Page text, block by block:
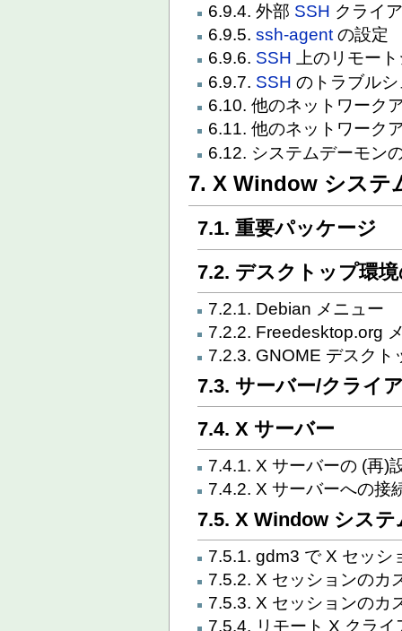
6.9.4. 外部 SSH クライ
6.9.5.ssh-agent の設定
6.9.6. SSH 上のリモー
6.9.7. SSH のトラブル
6.10. 他のネットワーク
6.11. 他のネットワーク
6.12. システムデーモン
7. X Window システ
7.1. 重要パッケージ
7.2. デスクトップ環
7.2.1. Debian メニュー
7.2.2. Freedesktop.org
7.2.3. GNOME デスクト
7.3. サーバー/クライ
7.4. X サーバー
7.4.1. X サーバーの (再)
7.4.2. X サーバーへの接
7.5. X Window システ
7.5.1. gdm3 で X セッシ
7.5.2. X セッションのカ
7.5.3. X セッションのカ
7.5.4. リモート X クラ